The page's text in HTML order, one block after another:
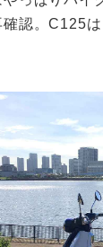
認。C125は